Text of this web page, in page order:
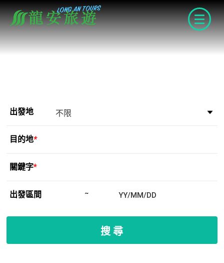
出發地
目的地*
關鍵字*
出發區間 ~
搜 尋